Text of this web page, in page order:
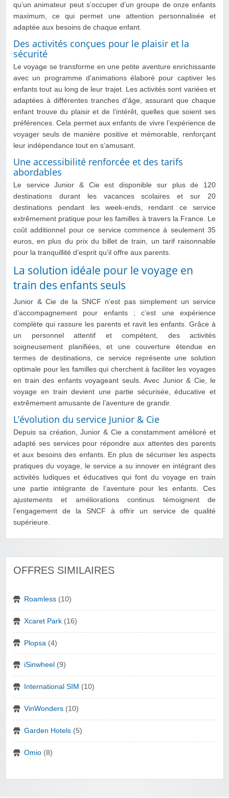
qu’un animateur peut s’occuper d’un groupe de onze enfants
maximum, ce qui permet une attention personnalisée et
adaptée aux besoins de chaque enfant.
Des activités conçues pour le plaisir et la
sécurité
Le voyage se transforme en une petite aventure enrichissante
avec un programme d’animations élaboré pour captiver les
enfants tout au long de leur trajet. Les activités sont variées et
adaptées à différentes tranches d’âge, assurant que chaque
enfant trouve du plaisir et de l’intérêt, quelles que soient ses
préférences. Cela permet aux enfants de vivre l’expérience de
voyager seuls de manière positive et mémorable, renforçant
leur indépendance tout en s’amusant.
Une accessibilité renforcée et des tarifs
abordables
Le service Junior & Cie est disponible sur plus de 120
destinations durant les vacances scolaires et sur 20
destinations pendant les week-ends, rendant ce service
extrêmement pratique pour les familles à travers la France. Le
coût additionnel pour ce service commence à seulement 35
euros, en plus du prix du billet de train, un tarif raisonnable
pour la tranquillité d’esprit qu’il offre aux parents.
La solution idéale pour le voyage en
train des enfants seuls
Junior & Cie de la SNCF n’est pas simplement un service
d’accompagnement pour enfants ; c’est une expérience
complète qui rassure les parents et ravit les enfants. Grâce à
un personnel attentif et compétent, des activités
soigneusement planifiées, et une couverture étendue en
termes de destinations, ce service représente une solution
optimale pour les familles qui cherchent à faciliter les voyages
en train des enfants voyageant seuls. Avec Junior & Cie, le
voyage en train devient une partie sécurisée, éducative et
extrêmement amusante de l’aventure de grandir.
L’évolution du service Junior & Cie
Depuis sa création, Junior & Cie a constamment amélioré et
adapté ses services pour répondre aux attentes des parents
et aux besoins des enfants. En plus de sécuriser les aspects
pratiques du voyage, le service a su innover en intégrant des
activités ludiques et éducatives qui font du voyage en train
une partie intégrante de l’aventure pour les enfants. Ces
ajustements et améliorations continus témoignent de
l’engagement de la SNCF à offrir un service de qualité
supérieure.
OFFRES SIMILAIRES
Roamless (10)
Xcaret Park (16)
Plopsa (4)
iSinwheel (9)
International SIM (10)
VinWonders (10)
Garden Hotels (5)
Omio (8)